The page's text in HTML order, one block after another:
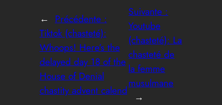
← Précédente :
Tiktok (chasteté):
Whoops! Here’s the
delayed day 18 of the
House of Denial
chastity advent calend
Suivante :
Youtube
(chasteté): La
chasteté de
la femme
musulmane
→